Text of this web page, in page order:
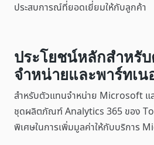
ประสบการณ์ที่ยอดเยี่ยมให้กับลูกค้า
ประโยชน์หลักสำหรั
จำหน่ายและพาร์ทเน
สำหรับตัวแทนจำหน่าย Microsoft แ
ชุดผลิตภัณฑ์ Analytics 365 ของ
พิเศษในการเพิ่มมูลค่าให้กับบริการ